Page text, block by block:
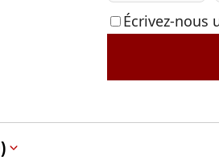
Écrivez-nous